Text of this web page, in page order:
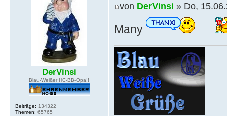
DerVinsi
Blau-Weißer HC-BB-Opa!!
Beiträge: 134322
Themen: 65765
von DerVinsi » Do,
Many